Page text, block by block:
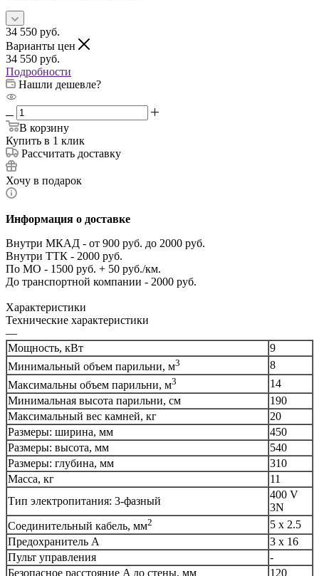
34 550 руб.
Варианты цен
34 550 руб.
Подробности
Нашли дешевле?
В корзину
Купить в 1 клик
Рассчитать доставку
Хочу в подарок
Информация о доставке
Внутри МКАД - от 900 руб. до 2000 руб.
Внутри ТТК - 2000 руб.
По МО - 1500 руб. + 50 руб./км.
До транспортной компании - 2000 руб.
Характеристики
Технические характеристики
—
Мощность, кВт
9
Минимальный объем парильни, м3
8
Максимальны объем парильни, м3
14
Минимальная высота парильни, см
190
Максимальный вес камней, кг
20
Размеры: ширина, мм
450
Размеры: высота, мм
540
Размеры: глубина, мм
310
Масса, кг
11
Тип электропитания: 3-фазный
400 V
3N
Соединительный кабель, мм2
5 x 2.5
Предохранитель A
3 x 16
Пульт управления
-
Безопасное расстояние A до стены, мм
120